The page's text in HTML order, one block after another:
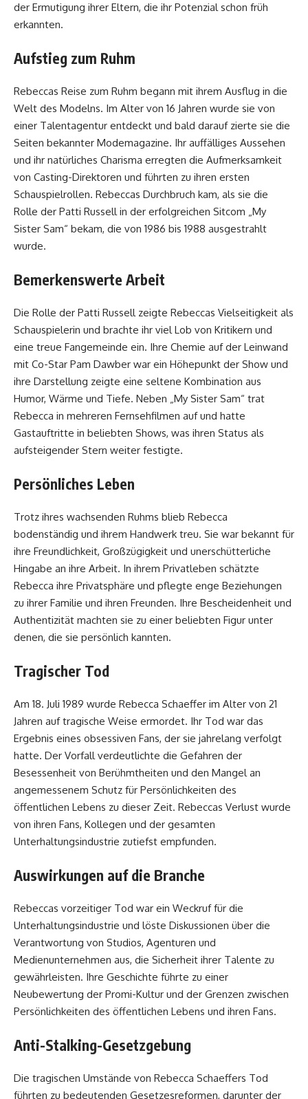
der Ermutigung ihrer Eltern, die ihr Potenzial schon früh
erkannten.
Aufstieg zum Ruhm
Rebeccas Reise zum Ruhm begann mit ihrem Ausflug in die
Welt des Modelns. Im Alter von 16 Jahren wurde sie von
einer Talentagentur entdeckt und bald darauf zierte sie die
Seiten bekannter Modemagazine. Ihr auffälliges Aussehen
und ihr natürliches Charisma erregten die Aufmerksamkeit
von Casting-Direktoren und führten zu ihren ersten
Schauspielrollen. Rebeccas Durchbruch kam, als sie die
Rolle der Patti Russell in der erfolgreichen Sitcom „My
Sister Sam“ bekam, die von 1986 bis 1988 ausgestrahlt
wurde.
Bemerkenswerte Arbeit
Die Rolle der Patti Russell zeigte Rebeccas Vielseitigkeit als
Schauspielerin und brachte ihr viel Lob von Kritikern und
eine treue Fangemeinde ein. Ihre Chemie auf der Leinwand
mit Co-Star Pam Dawber war ein Höhepunkt der Show und
ihre Darstellung zeigte eine seltene Kombination aus
Humor, Wärme und Tiefe. Neben „My Sister Sam“ trat
Rebecca in mehreren Fernsehfilmen auf und hatte
Gastauftritte in beliebten Shows, was ihren Status als
aufsteigender Stern weiter festigte.
Persönliches Leben
Trotz ihres wachsenden Ruhms blieb Rebecca
bodenständig und ihrem Handwerk treu. Sie war bekannt für
ihre Freundlichkeit, Großzügigkeit und unerschütterliche
Hingabe an ihre Arbeit. In ihrem Privatleben schätzte
Rebecca ihre Privatsphäre und pflegte enge Beziehungen
zu ihrer Familie und ihren Freunden. Ihre Bescheidenheit und
Authentizität machten sie zu einer beliebten Figur unter
denen, die sie persönlich kannten.
Tragischer Tod
Am 18. Juli 1989 wurde Rebecca Schaeffer im Alter von 21
Jahren auf tragische Weise ermordet. Ihr Tod war das
Ergebnis eines obsessiven Fans, der sie jahrelang verfolgt
hatte. Der Vorfall verdeutlichte die Gefahren der
Besessenheit von Berühmtheiten und den Mangel an
angemessenem Schutz für Persönlichkeiten des
öffentlichen Lebens zu dieser Zeit. Rebeccas Verlust wurde
von ihren Fans, Kollegen und der gesamten
Unterhaltungsindustrie zutiefst empfunden.
Auswirkungen auf die Branche
Rebeccas vorzeitiger Tod war ein Weckruf für die
Unterhaltungsindustrie und löste Diskussionen über die
Verantwortung von Studios, Agenturen und
Medienunternehmen aus, die Sicherheit ihrer Talente zu
gewährleisten. Ihre Geschichte führte zu einer
Neubewertung der Promi-Kultur und der Grenzen zwischen
Persönlichkeiten des öffentlichen Lebens und ihren Fans.
Anti-Stalking-Gesetzgebung
Die tragischen Umstände von Rebecca Schaeffers Tod
führten zu bedeutenden Gesetzesreformen, darunter der